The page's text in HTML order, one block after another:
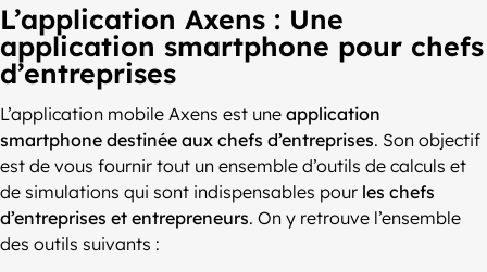
L’application Axens : Une
application smartphone pour chefs
d’entreprises
L’application mobile Axens est une application
smartphone destinée aux chefs d’entreprises. Son objectif
est de vous fournir tout un ensemble d’outils de calculs et
de simulations qui sont indispensables pour les chefs
d’entreprises et entrepreneurs. On y retrouve l’ensemble
des outils suivants :